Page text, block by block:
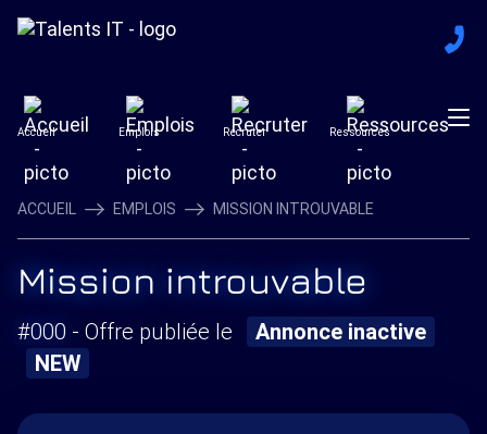
Accueil Emplois Recruter Ressources
ACCUEIL EMPLOIS MISSION INTROUVABLE
Mission introuvable
#000 - Offre publiée le
Annonce inactive
NEW